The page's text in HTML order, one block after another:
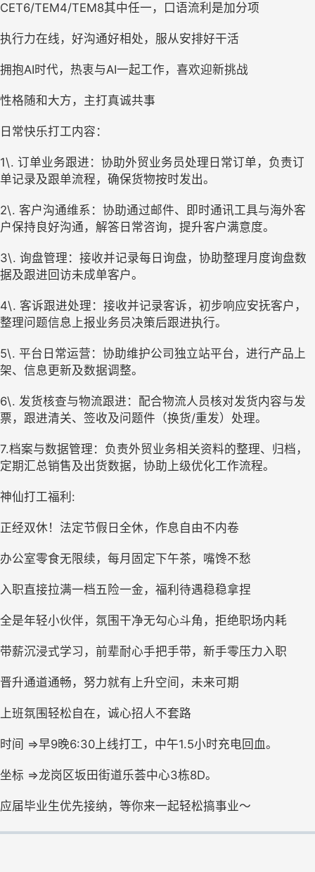
CET6/TEM4/TEM8其中任一，口语流利是加分项
执行力在线，好沟通好相处，服从安排好干活
拥抱AI时代，热衷与AI一起工作，喜欢迎新挑战
性格随和大方，主打真诚共事
日常快乐打工内容：
1\. 订单业务跟进：协助外贸业务员处理日常订单，负责订
单记录及跟单流程，确保货物按时发出。
2\. 客户沟通维系：协助通过邮件、即时通讯工具与海外客
户保持良好沟通，解答日常咨询，提升客户满意度。
3\. 询盘管理：接收并记录每日询盘，协助整理月度询盘数
据及跟进回访未成单客户。
4\. 客诉跟进处理：接收并记录客诉，初步响应安抚客户，
整理问题信息上报业务员决策后跟进执行。
5\. 平台日常运营：协助维护公司独立站平台，进行产品上
架、信息更新及数据调整。
6\. 发货核查与物流跟进：配合物流人员核对发货内容与发
票，跟进清关、签收及问题件（换货/重发）处理。
7.档案与数据管理：负责外贸业务相关资料的整理、归档，
定期汇总销售及出货数据，协助上级优化工作流程。
神仙打工福利:
正经双休！法定节假日全休，作息自由不内卷
办公室零食无限续，每月固定下午茶，嘴馋不愁
入职直接拉满一档五险一金，福利待遇稳稳拿捏
全是年轻小伙伴，氛围干净无勾心斗角，拒绝职场内耗
带薪沉浸式学习，前辈耐心手把手带，新手零压力入职
晋升通道通畅，努力就有上升空间，未来可期
上班氛围轻松自在，诚心招人不套路
时间 =>早9晚6:30上线打工，中午1.5小时充电回血。
坐标 =>龙岗区坂田街道乐荟中心3栋8D。
应届毕业生优先接纳，等你来一起轻松搞事业～